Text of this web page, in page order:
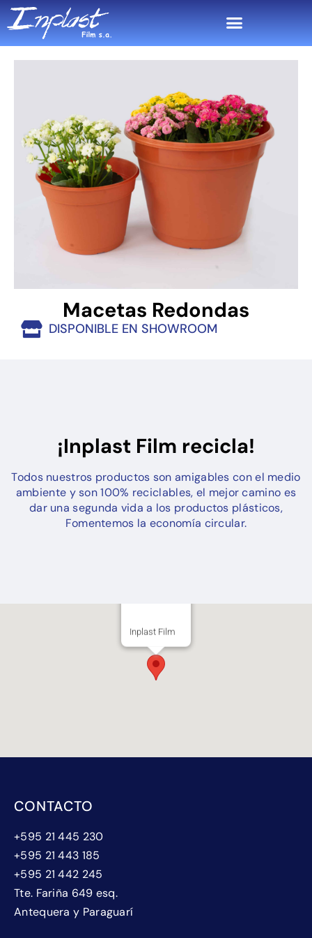
Macetas Redondas
DISPONIBLE EN SHOWROOM
¡Inplast Film recicla!
Todos nuestros productos son amigables con el medio
ambiente y son 100% reciclables, el mejor camino es
dar una segunda vida a los productos plásticos,
Fomentemos la economía circular.
Inplast Film
CONTACTO
+595 21 445 230
+595 21 443 185
+595 21 442 245
Tte. Fariña 649 esq.
Antequera y Paraguarí